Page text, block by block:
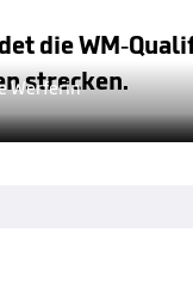
die WM-
strecken.
Werferin